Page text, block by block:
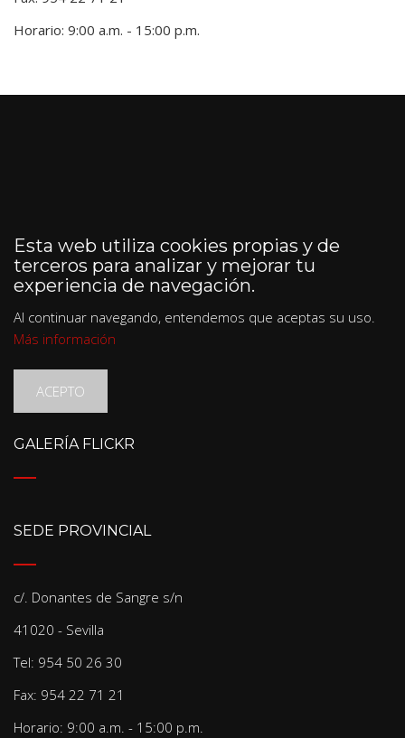
Horario: 9:00 a.m. - 15:00 p.m.
Esta web utiliza cookies propias y de
terceros para analizar y mejorar tu
experiencia de navegación.
Al continuar navegando, entendemos que aceptas su uso.
Más información
ACEPTO
GALERÍA FLICKR
SEDE PROVINCIAL
c/. Donantes de Sangre s/n
41020 - Sevilla
Tel: 954 50 26 30
Fax: 954 22 71 21
Horario: 9:00 a.m. - 15:00 p.m.